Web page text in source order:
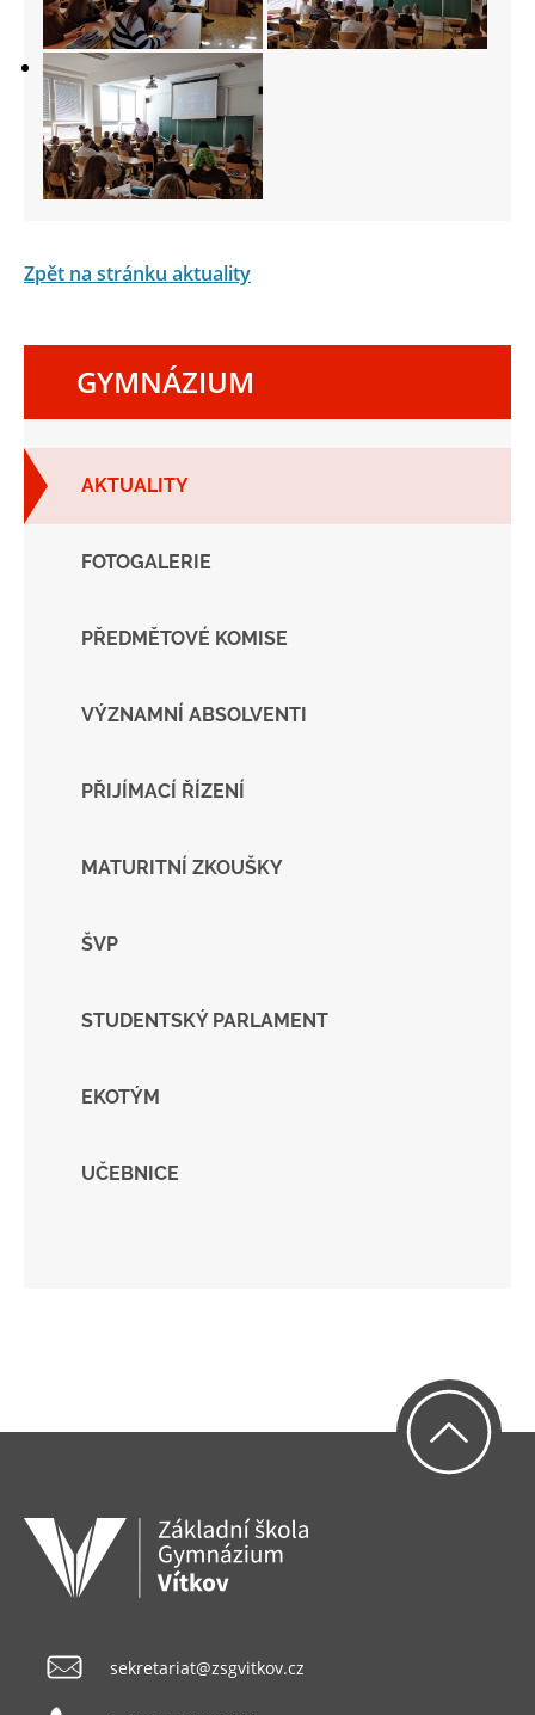
Zpět na stránku aktuality
GYMNÁZIUM
AKTUALITY
FOTOGALERIE
PŘEDMĚTOVÉ KOMISE
VÝZNAMNÍ ABSOLVENTI
PŘIJÍMACÍ ŘÍZENÍ
MATURITNÍ ZKOUŠKY
ŠVP
STUDENTSKÝ PARLAMENT
EKOTÝM
UČEBNICE
sekretariat@zsgvitkov.cz